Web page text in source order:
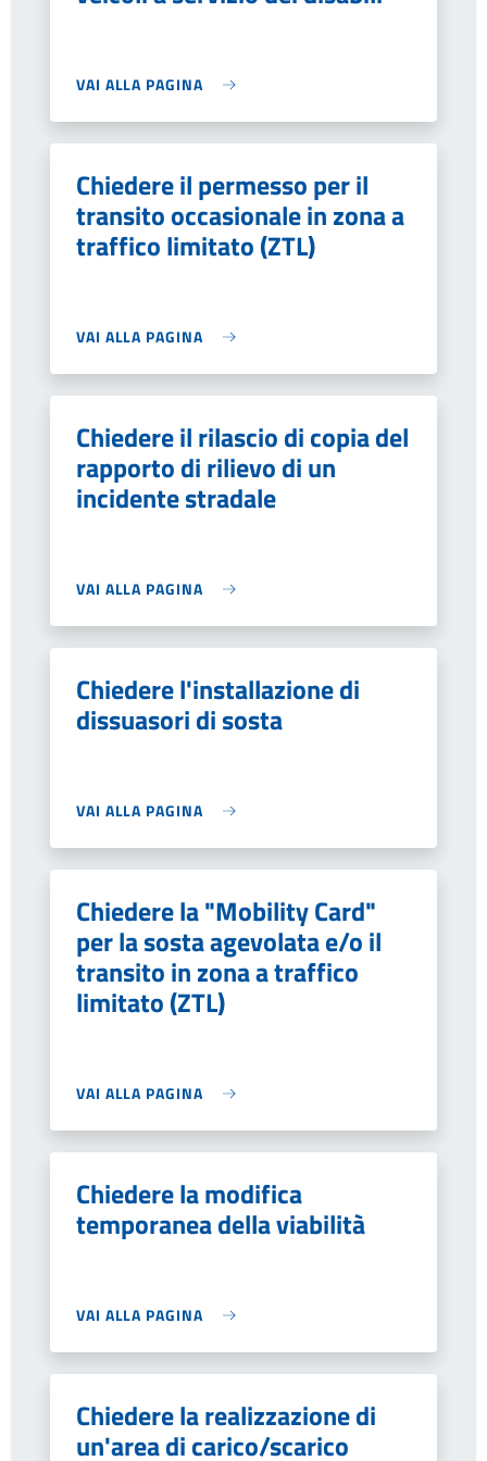
VAI ALLA PAGINA
Chiedere il permesso per il
transito occasionale in zona a
traffico limitato (ZTL)
VAI ALLA PAGINA
Chiedere il rilascio di copia del
rapporto di rilievo di un
incidente stradale
VAI ALLA PAGINA
Chiedere l'installazione di
dissuasori di sosta
VAI ALLA PAGINA
Chiedere la "Mobility Card"
per la sosta agevolata e/o il
transito in zona a traffico
limitato (ZTL)
VAI ALLA PAGINA
Chiedere la modifica
temporanea della viabilità
VAI ALLA PAGINA
Chiedere la realizzazione di
un'area di carico/scarico